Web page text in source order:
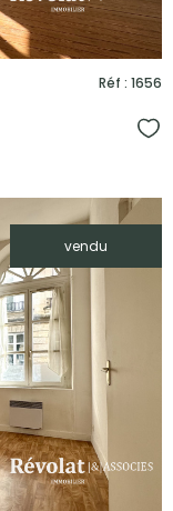
Réf : 1656
vendu